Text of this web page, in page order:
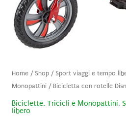
Home/ Shop/ Sport viaggi e tempo
Monopattini/ Bicicletta con rotelle
Biciclette, Tricicli e Monopattini,
libero